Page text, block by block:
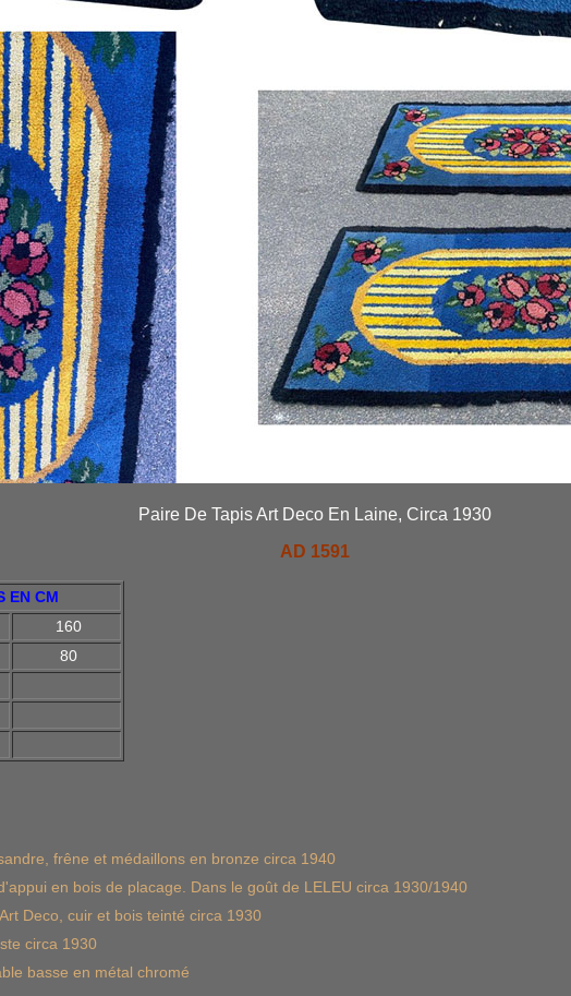
Paire De Tapis Art Deco En Laine, Circa 1930
AD 1591
EN CM
160
80
frêne et médaillons en bronze circa 1940
en bois de placage. Dans le goût de LELEU circa 1930/1940
Deco, cuir et bois teinté circa 1930
circa 1930
basse en métal chromé